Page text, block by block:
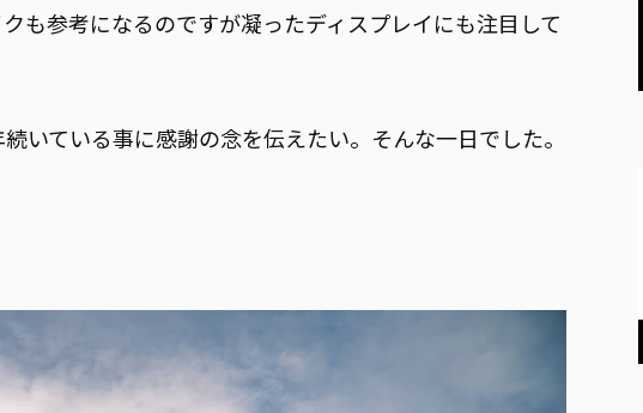
も参考になるのですが凝ったディスプレイにも注目して
いている事に感謝の念を伝えたい。そんな一日でした。